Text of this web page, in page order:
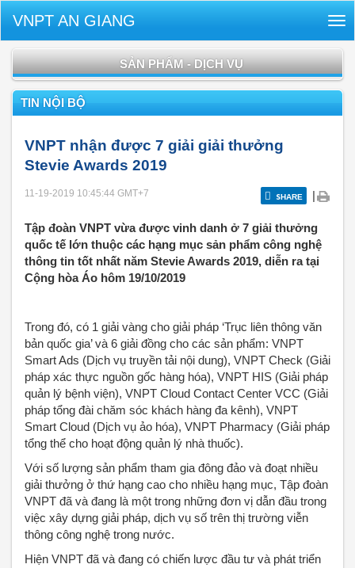
VNPT AN GIANG
SẢN PHẨM - DỊCH VỤ
TIN NỘI BỘ
VNPT nhận được 7 giải giải thưởng
Stevie Awards 2019
11-19-2019 10:45:44 GMT+7 SHARE |
Tập đoàn VNPT vừa được vinh danh ở 7 giải thưởng
quốc tế lớn thuộc các hạng mục sản phẩm công nghệ
thông tin tốt nhất năm Stevie Awards 2019, diễn ra tại
Cộng hòa Áo hôm 19/10/2019
Trong đó, có 1 giải vàng cho giải pháp ‘Trục liên thông văn
bản quốc gia’ và 6 giải đồng cho các sản phẩm: VNPT
Smart Ads (Dịch vụ truyền tải nội dung), VNPT Check (Giải
pháp xác thực nguồn gốc hàng hóa), VNPT HIS (Giải pháp
quản lý bệnh viện), VNPT Cloud Contact Center VCC (Giải
pháp tổng đài chăm sóc khách hàng đa kênh), VNPT
Smart Cloud (Dịch vụ ảo hóa), VNPT Pharmacy (Giải pháp
tổng thể cho hoạt động quản lý nhà thuốc).
Với số lượng sản phẩm tham gia đông đảo và đoạt nhiều
giải thưởng ở thứ hạng cao cho nhiều hạng mục, Tập đoàn
VNPT đã và đang là một trong những đơn vị dẫn đầu trong
việc xây dựng giải pháp, dịch vụ số trên thị trường viễn
thông công nghệ trong nước.
Hiện VNPT đã và đang có chiến lược đầu tư và phát triển